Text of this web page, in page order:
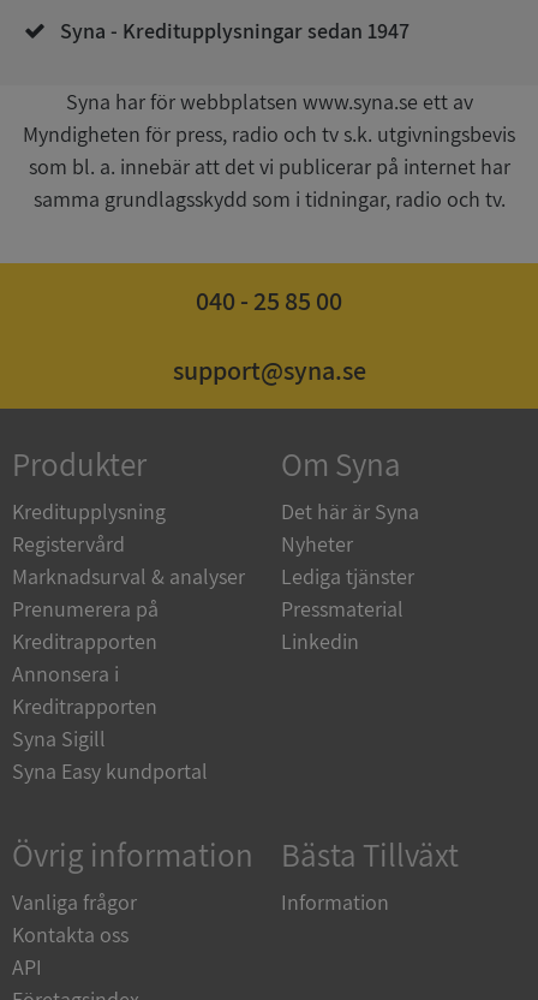
Syna - Kreditupplysningar sedan 1947
Syna har för webbplatsen www.syna.se ett av
Myndigheten för press, radio och tv s.k. utgivningsbevis
som bl. a. innebär att det vi publicerar på internet har
samma grundlagsskydd som i tidningar, radio och tv.
040 - 25 85 00
support@syna.se
Produkter
Kreditupplysning
Registervård
Marknadsurval & analyser
Prenumerera på
Kreditrapporten
Annonsera i
Kreditrapporten
Syna Sigill
Syna Easy kundportal
Om Syna
Det här är Syna
Nyheter
Lediga tjänster
Pressmaterial
Linkedin
Övrig information
Vanliga frågor
Kontakta oss
API
Bästa Tillväxt
Information
__RequestVerificationToken
Microsoft
_GRECAPTCHA
Google LLC
www.google.com
Microsoft
Corporation
en.syna.se